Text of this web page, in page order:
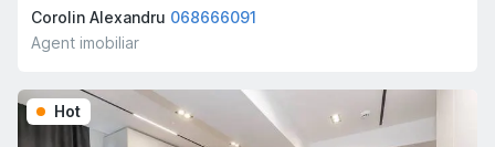
Corolin Alexandru 068666091
Agent imobiliar
Hot